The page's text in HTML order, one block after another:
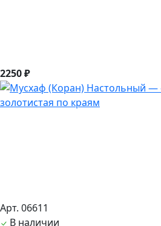
2250 ₽
Арт. 06611
В наличии